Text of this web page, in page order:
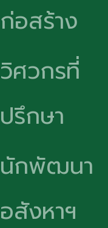
ก่อสร้าง
วิศวกรที่
ปรึกษา
นักพัฒนา
อสังหาฯ